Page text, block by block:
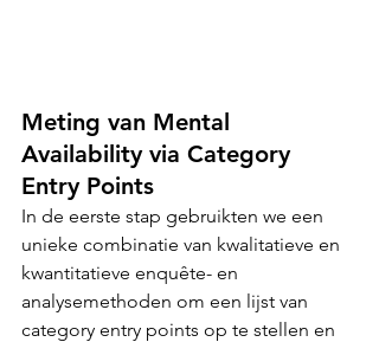
Meting van Mental
Availability via Category
Entry Points
In de eerste stap gebruikten we een
unieke combinatie van kwalitatieve en
kwantitatieve enquête- en
analysemethoden om een lijst van
category entry points op te stellen en